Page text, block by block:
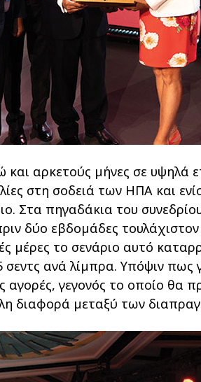
και αρκετούς µήνες σε
στη σοδειά των ΗΠΑ και
Στα πηγαδάκια του
δύο εβδοµάδες
µέρες το σενάριο αυτό
ανά λίµπρα. Υπόψιν
αγορές, γεγονός το οποίο
διαφορά µεταξύ των